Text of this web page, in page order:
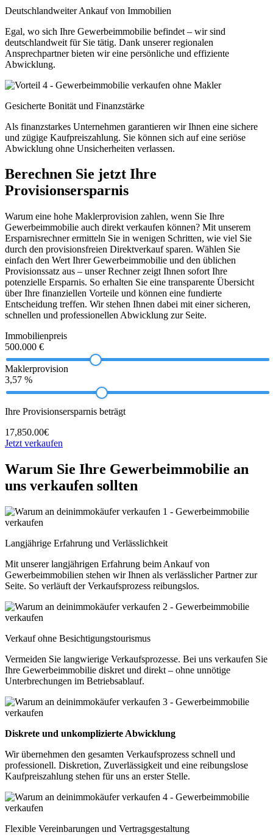
Deutschlandweiter Ankauf von Immobilien
Egal, wo sich Ihre Gewerbeimmobilie befindet – wir sind
deutschlandweit für Sie tätig. Dank unserer regionalen
Ansprechpartner bieten wir eine persönliche und effiziente
Abwicklung.
Gesicherte Bonität und Finanzstärke
Als finanzstarkes Unternehmen garantieren wir Ihnen eine sichere
und zügige Kaufpreiszahlung. Sie können sich auf eine seriöse
Abwicklung ohne Unsicherheiten verlassen.
Berechnen Sie jetzt Ihre
Provisionsersparnis
Warum eine hohe Maklerprovision zahlen, wenn Sie Ihre
Gewerbeimmobilie auch direkt verkaufen können? Mit unserem
Ersparnisrechner ermitteln Sie in wenigen Schritten, wie viel Sie
durch den provisionsfreien Direktverkauf sparen. Wählen Sie
einfach den Wert Ihrer Gewerbeimmobilie und den üblichen
Provisionssatz aus – unser Rechner zeigt Ihnen sofort Ihre
potenzielle Ersparnis. So erhalten Sie eine transparente Übersicht
über Ihre finanziellen Vorteile und können eine fundierte
Entscheidung treffen. Wir stehen Ihnen dabei mit einer sicheren,
schnellen und professionellen Abwicklung zur Seite.
Immobilienpreis
500.000 €
Maklerprovision
3,57 %
Ihre Provisionsersparnis beträgt
17,850.00€
Jetzt verkaufen
Warum Sie Ihre Gewerbeimmobilie an
uns verkaufen sollten
Langjährige Erfahrung und Verlässlichkeit
Mit unserer langjährigen Erfahrung beim Ankauf von
Gewerbeimmobilien stehen wir Ihnen als verlässlicher Partner zur
Seite. So verläuft der Verkaufsprozess reibungslos.
Verkauf ohne Besichtigungstourismus
Vermeiden Sie langwierige Verkaufsprozesse. Bei uns verkaufen Sie
Ihre Gewerbeimmobilie diskret und direkt – ohne unnötige
Unterbrechungen im Betriebsablauf.
Diskrete und unkomplizierte Abwicklung
Wir übernehmen den gesamten Verkaufsprozess schnell und
professionell. Diskretion, Zuverlässigkeit und eine reibungslose
Kaufpreiszahlung stehen für uns an erster Stelle.
Flexible Vereinbarungen und Vertragsgestaltung